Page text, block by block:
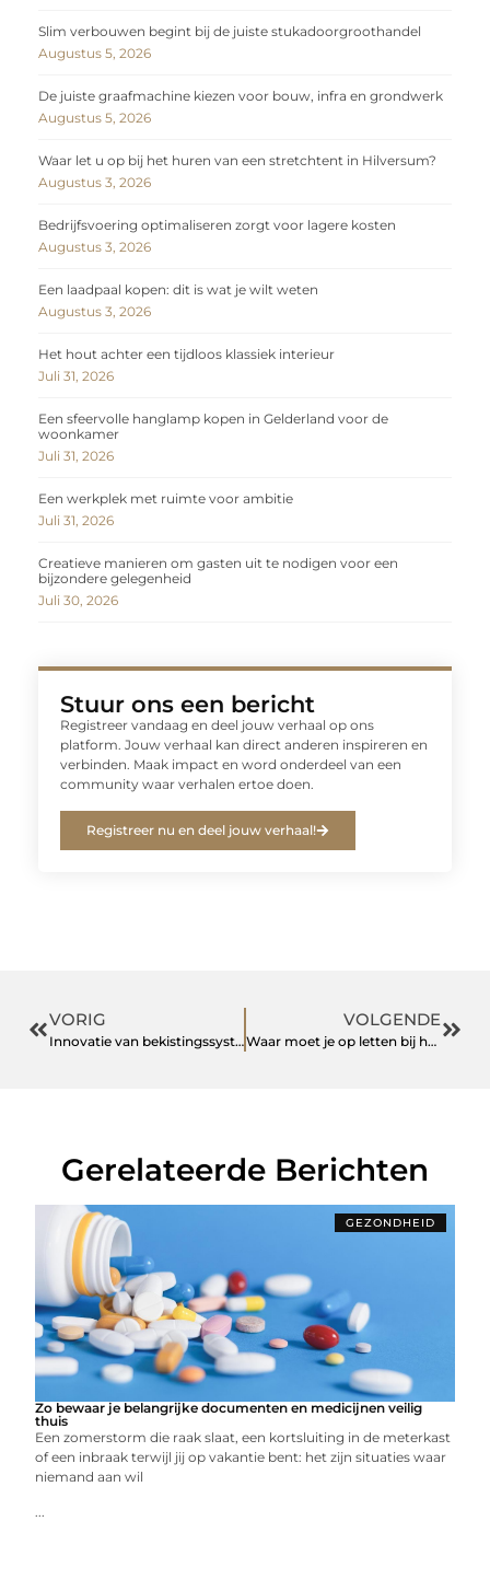
Slim verbouwen begint bij de juiste stukadoorgroothandel
Augustus 5, 2026
De juiste graafmachine kiezen voor bouw, infra en grondwerk
Augustus 5, 2026
Waar let u op bij het huren van een stretchtent in Hilversum?
Augustus 3, 2026
Bedrijfsvoering optimaliseren zorgt voor lagere kosten
Augustus 3, 2026
Een laadpaal kopen: dit is wat je wilt weten
Augustus 3, 2026
Het hout achter een tijdloos klassiek interieur
Juli 31, 2026
Een sfeervolle hanglamp kopen in Gelderland voor de
woonkamer
Juli 31, 2026
Een werkplek met ruimte voor ambitie
Juli 31, 2026
Creatieve manieren om gasten uit te nodigen voor een
bijzondere gelegenheid
Juli 30, 2026
Stuur ons een bericht
Registreer vandaag en deel jouw verhaal op ons
platform. Jouw verhaal kan direct anderen inspireren en
verbinden. Maak impact en word onderdeel van een
community waar verhalen ertoe doen.
Registreer nu en deel jouw verhaal!
VORIG
Innovatie van bekistingssystemen: een slimme keuze voor uw projecten
VOLGENDE
Waar moet je op letten bij het kopen van kunst: een gids voor toekomstige kunstverzamelaars
Gerelateerde Berichten
GEZONDHEID
Zo bewaar je belangrijke documenten en medicijnen veilig
thuis
Een zomerstorm die raak slaat, een kortsluiting in de meterkast
of een inbraak terwijl jij op vakantie bent: het zijn situaties waar
niemand aan wil
...